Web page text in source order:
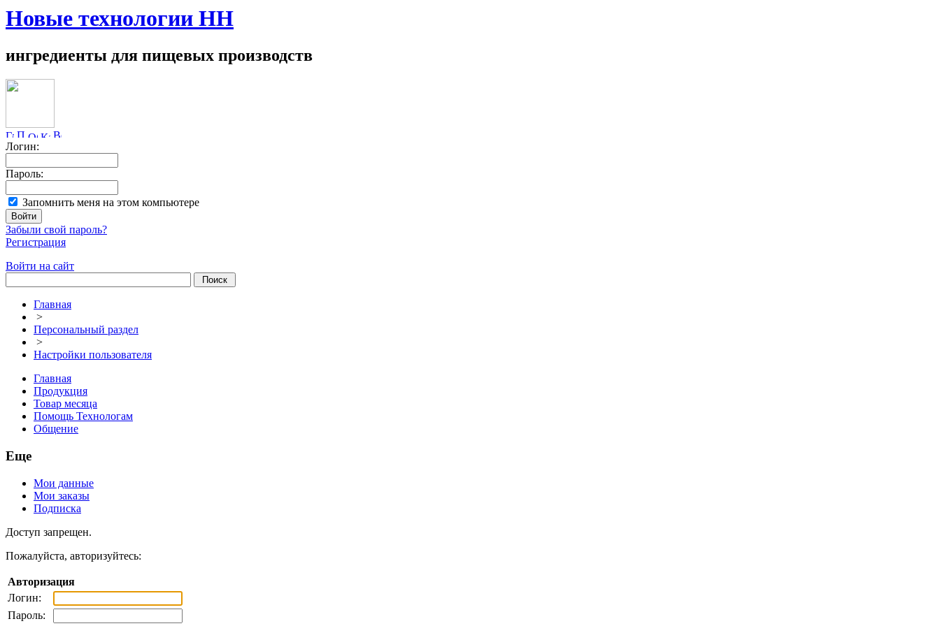
Новые технологии НН
ингредиенты для пищевых производств
Логин:
Пароль:
Запомнить меня на этом компьютере
Забыли свой пароль?
Регистрация
Войти на сайт
Главная
>
Персональный раздел
>
Настройки пользователя
Главная
Продукция
Товар месяца
Помощь Технологам
Общение
Еще
Мои данные
Мои заказы
Подписка
Доступ запрещен.
Пожалуйста, авторизуйтесь:
Авторизация
Логин:
Пароль: